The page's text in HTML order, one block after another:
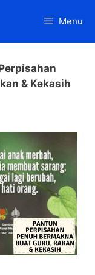
Menu
& Kekasih